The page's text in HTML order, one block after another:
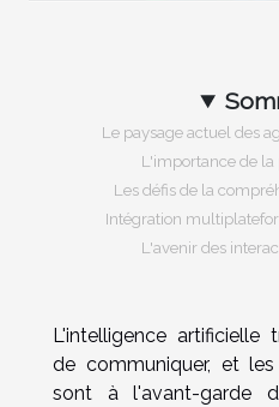
Le paysage actuel des
L'importance de la
Les défis de la
Intégration
L'avenir des
L'intelligence artificielle
de communiquer, et
sont à l'avant-garde